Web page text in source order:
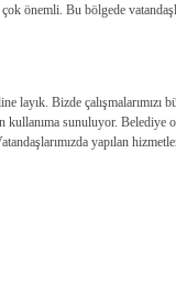
önemli. Bu bölgede
layık. Bizde çalışmalarımızı
kullanıma sunuluyor. Belediye
yapılan